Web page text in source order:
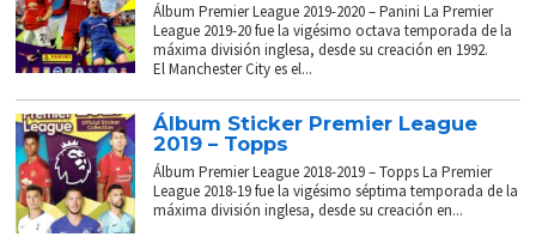
Álbum Premier League 2019-2020 – Panini La Premier
League 2019-20 fue la vigésimo octava temporada de la
máxima división inglesa, desde su creación en 1992.
El Manchester City es el...
Álbum Sticker Premier League
2019 – Topps
Álbum Premier League 2018-2019 – Topps La Premier
League 2018-19 fue la vigésimo séptima temporada de la
máxima división inglesa, desde su creación en...